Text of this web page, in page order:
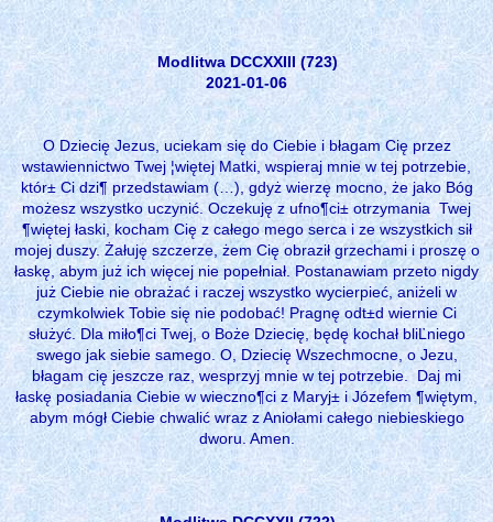
Modlitwa DCCXXIII (723)
2021-01-06
O Dziecię Jezus, uciekam się do Ciebie i błagam Cię przez
wstawiennictwo Twej ¦więtej Matki, wspieraj mnie w tej potrzebie,
któr± Ci dzi¶ przedstawiam (…), gdyż wierzę mocno, że jako Bóg
możesz wszystko uczynić. Oczekuję z ufno¶ci± otrzymania Twej
¶więtej łaski, kocham Cię z całego mego serca i ze wszystkich sił
mojej duszy. Żałuję szczerze, żem Cię obraził grzechami i proszę o
łaskę, abym już ich więcej nie popełniał. Postanawiam przeto nigdy
już Ciebie nie obrażać i raczej wszystko wycierpieć, aniżeli w
czymkolwiek Tobie się nie podobać! Pragnę odt±d wiernie Ci
służyć. Dla miło¶ci Twej, o Boże Dziecię, będę kochał bliĽniego
swego jak siebie samego. O, Dziecię Wszechmocne, o Jezu,
błagam cię jeszcze raz, wesprzyj mnie w tej potrzebie. Daj mi
łaskę posiadania Ciebie w wieczno¶ci z Maryj± i Józefem ¶więtym,
abym mógł Ciebie chwalić wraz z Aniołami całego niebieskiego
dworu. Amen.